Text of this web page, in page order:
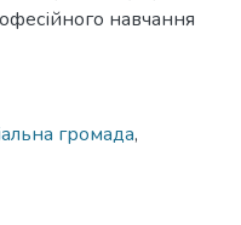
навчання
громада,